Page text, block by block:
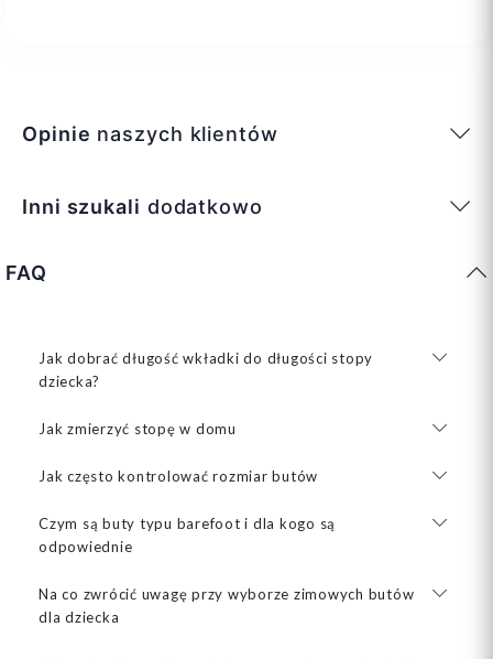
Opinie naszych klientów
Inni szukali dodatkowo
FAQ
Jak dobrać długość wkładki do długości stopy
dziecka?
Jak zmierzyć stopę w domu
Jak często kontrolować rozmiar butów
Czym są buty typu barefoot i dla kogo są
odpowiednie
Na co zwrócić uwagę przy wyborze zimowych butów
dla dziecka